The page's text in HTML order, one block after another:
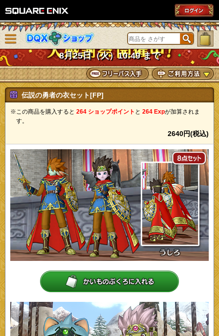
DQXショップ
8月25日（火）10:49 まで
ニューを閉じる
伝説の勇者の衣セット[FP]
※この商品を購入すると 264 ショップポイント と 264 Expが加算されま
す。
2640円(税込)